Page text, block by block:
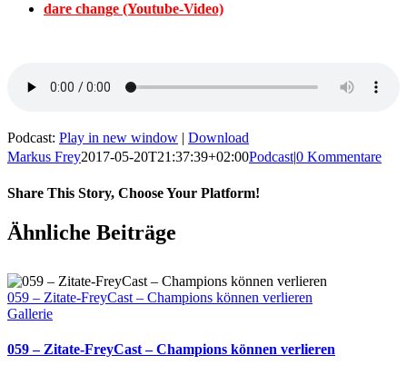
dare change (Youtube-Video)
Podcast: Play in new window | Download
Markus Frey2017-05-20T21:37:39+02:00Podcast|0 Kommentare
Share This Story, Choose Your Platform!
Ähnliche Beiträge
059 – Zitate-FreyCast – Champions können verlieren
Gallerie
059 – Zitate-FreyCast – Champions können verlieren